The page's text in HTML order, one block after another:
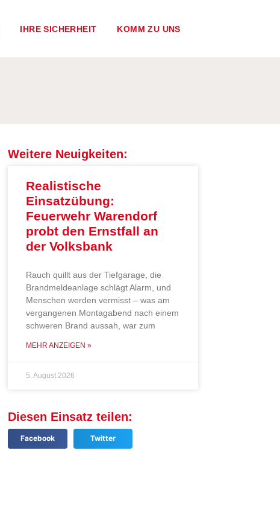
IHRE SICHERHEIT KOMM ZU UNS
Weitere Neuigkeiten:
Realistische
Einsatzübung:
Feuerwehr Warendorf
probt den Ernstfall an
der Volksbank
Rauch quillt aus der Tiefgarage, die
Brandmeldeanlage schlägt Alarm, und
Menschen werden vermisst – was am
vergangenen Montagabend nach einem
schweren Brand aussah, war zum
MEHR ANZEIGEN »
5. August 2026
Diesen Einsatz teilen:
Facebook Twitter